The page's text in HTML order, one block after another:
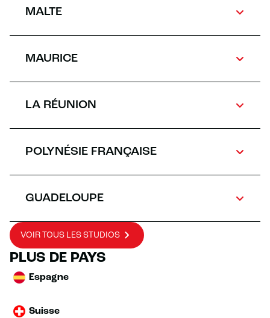
MALTE
MAURICE
LA RÉUNION
POLYNÉSIE FRANÇAISE
GUADELOUPE
VOIR TOUS LES STUDIOS
PLUS DE PAYS
Espagne
Suisse